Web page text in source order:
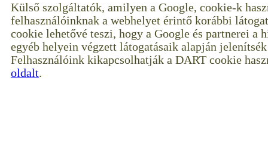
Külső szolgáltatók, amilyen a Google, cookie-k
felhasználóinknak a webhelyet érintő korábbi
cookie lehetővé teszi, hogy a Google és partnerei a
egyéb helyein végzett látogatásaik alapján
Felhasználóink kikapcsolhatják a DART cookie
oldalt.